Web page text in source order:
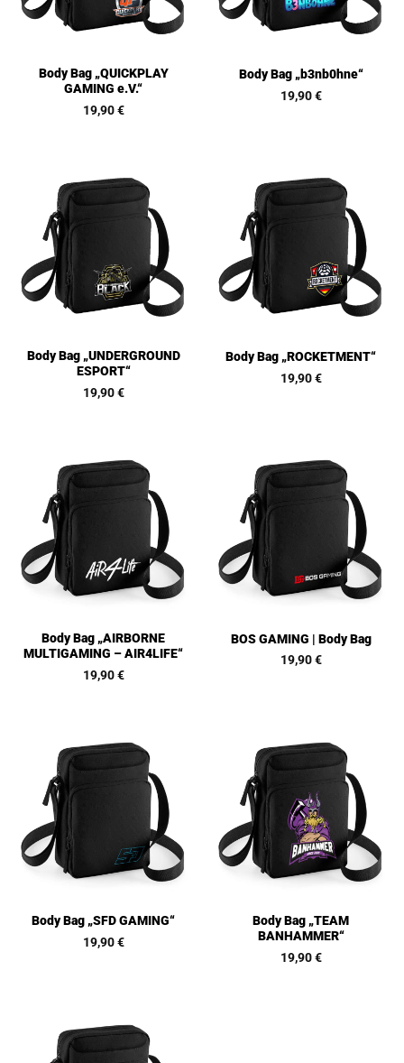
Body Bag „QUICKPLAY
GAMING e.V.“
19,90€
Body Bag „b3nb0hne“
19,90€
Body Bag „UNDERGROUND
ESPORT“
19,90€
Body Bag „ROCKETMENT“
19,90€
Body Bag „AIRBORNE
MULTIGAMING – AIR4LIFE“
19,90€
BOS GAMING | Body Bag
19,90€
Body Bag „SFD GAMING“
19,90€
Body Bag „TEAM
BANHAMMER“
19,90€